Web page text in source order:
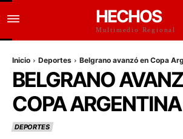
HECHOS
Multimedio Regional
Inicio Deportes Belgrano avanzó en Copa
BELGRANO
COPA ARGENTINA
DEPORTES